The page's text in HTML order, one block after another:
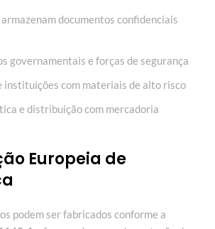
documentos confidenciais
governamentais e forças de segurança
instituições com materiais de alto risco
e distribuição com mercadoria
Europeia de
podem ser fabricados conforme a